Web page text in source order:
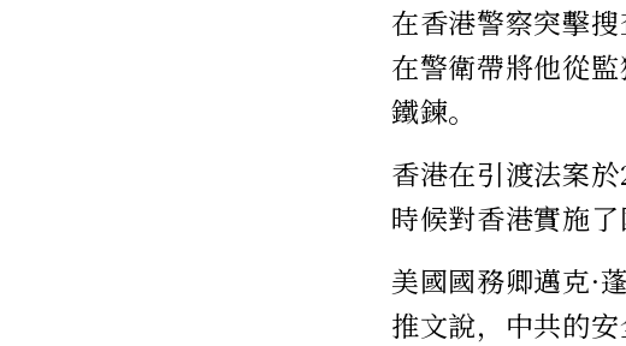
在香港警察突擊
在警衛帶將他從
鐵鍊。
香港在引渡法案
時候對香港實施了
美國國務卿邁克·
推文說，中共的